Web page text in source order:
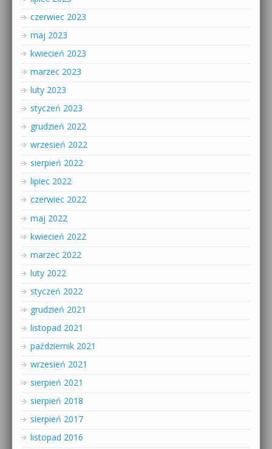
czerwiec 2023
maj 2023
kwiecień 2023
marzec 2023
luty 2023
styczeń 2023
grudzień 2022
wrzesień 2022
sierpień 2022
lipiec 2022
czerwiec 2022
maj 2022
kwiecień 2022
marzec 2022
luty 2022
styczeń 2022
grudzień 2021
listopad 2021
październik 2021
wrzesień 2021
sierpień 2021
sierpień 2018
sierpień 2017
listopad 2016